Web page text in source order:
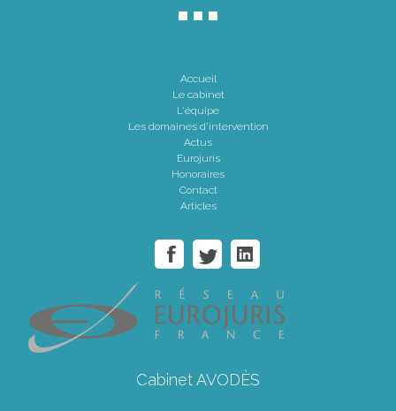
Accueil
Le cabinet
L'équipe
Les domaines d'intervention
Actus
Eurojuris
Honoraires
Contact
Articles
Cabinet AVODÈS